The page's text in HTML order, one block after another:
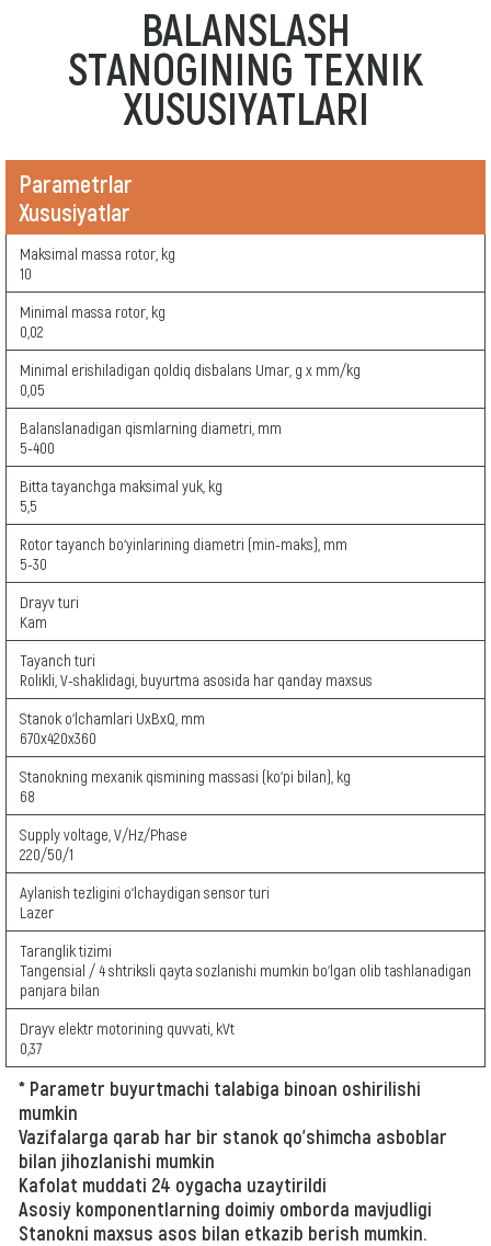
BALANSLASH
STANOGINING TEXNIK
XUSUSIYATLARI
Parametrlar
Xususiyatlar
Maksimal massa rotor, kg
10
Minimal massa rotor, kg
0,02
Minimal erishiladigan qoldiq disbalans Umar, g x mm/kg
0,05
Balanslanadigan qismlarning diametri, mm
5-400
Bitta tayanchga maksimal yuk, kg
5,5
Rotor tayanch bo‘yinlarining diametri (min-maks), mm
5-30
Drayv turi
Kam
Tayanch turi
Rolikli, V-shaklidagi, buyurtma asosida har qanday maxsus
Stanok o‘lchamlari UxBxQ, mm
670х420х360
Stanokning mexanik qismining massasi (ko‘pi bilan), kg
68
Supply voltage, V/Hz/Phase
220/50/1
Aylanish tezligini o‘lchaydigan sensor turi
Lazer
Taranglik tizimi
Tangensial / 4 shtriksli qayta sozlanishi mumkin bo‘lgan olib tashlanadigan
panjara bilan
Drayv elektr motorining quvvati, kVt
0,37
* Parametr buyurtmachi talabiga binoan oshirilishi
mumkin
Vazifalarga qarab har bir stanok qo'shimcha asboblar
bilan jihozlanishi mumkin
Kafolat muddati 24 oygacha uzaytirildi
Asosiy komponentlarning doimiy omborda mavjudligi
Stanokni maxsus asos bilan etkazib berish mumkin.